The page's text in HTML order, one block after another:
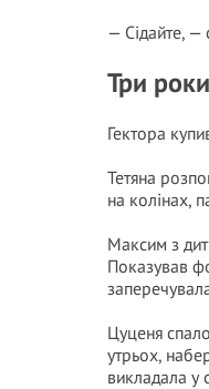
— Сідайте, —
Три
Гектора
Тетяна
на колінах,
Максим з
Показував
Цуценя
утрьох,
викладала у